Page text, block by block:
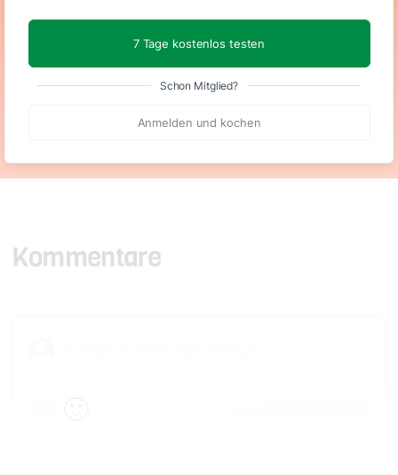
7 Tage kostenlos testen
Schon Mitglied?
Anmelden und kochen
330 32 g
Eiweiß
10 g 16 g
Kommentare